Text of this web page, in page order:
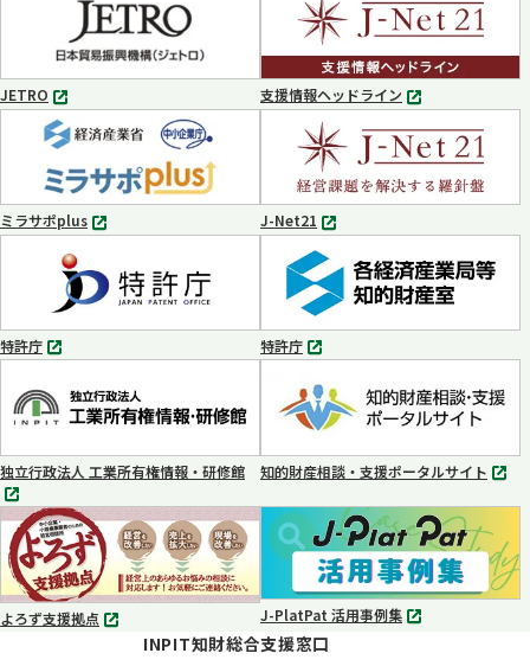
開
く
JETRO
別
タ
ブ
で
開
く
支援情報ヘッドライン
別
タ
ブ
で
開
く
ミラサポplus
別
ブ
で
開
く
J-Net21
別
タ
ブ
で
開
く
特許庁
別
ブ
で
く
特許庁
別
ブ
で
開
く
独立行政法人 工業所有権情報・研修館
別
タ
ブ
で
知的財産相談・支援ポータルサイト
別
タ
開
く
よろず支援拠点
別
J-PlatPat 活用事例集
別
INPIT知財総合支援窓口